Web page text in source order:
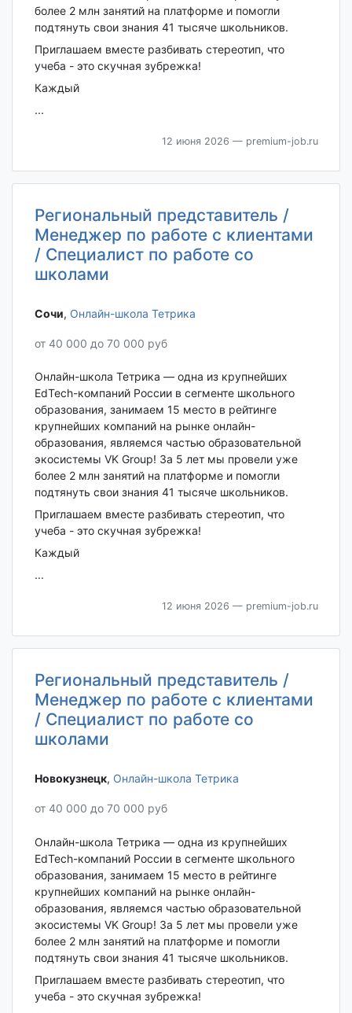
более 2 млн занятий на платформе и помогли
подтянуть свои знания 41 тысяче школьников.
Приглашаем вместе разбивать стереотип, что
учеба - это скучная зубрежка!
Каждый
...
12 июня 2026 — premium-job.ru
Региональный представитель /
Менеджер по работе с клиентами
/ Специалист по работе со
школами
Сочи‎, Онлайн-школа Тетрика
от 40 000 до 70 000 руб
Онлайн-школа Тетрика — одна из крупнейших
EdTech-компаний России в сегменте школьного
образования, занимаем 15 место в рейтинге
крупнейших компаний на рынке онлайн-
образования, являемся частью образовательной
экосистемы VK Group! За 5 лет мы провели уже
более 2 млн занятий на платформе и помогли
подтянуть свои знания 41 тысяче школьников.
Приглашаем вместе разбивать стереотип, что
учеба - это скучная зубрежка!
Каждый
...
12 июня 2026 — premium-job.ru
Региональный представитель /
Менеджер по работе с клиентами
/ Специалист по работе со
школами
Новокузнецк‎, Онлайн-школа Тетрика
от 40 000 до 70 000 руб
Онлайн-школа Тетрика — одна из крупнейших
EdTech-компаний России в сегменте школьного
образования, занимаем 15 место в рейтинге
крупнейших компаний на рынке онлайн-
образования, являемся частью образовательной
экосистемы VK Group! За 5 лет мы провели уже
более 2 млн занятий на платформе и помогли
подтянуть свои знания 41 тысяче школьников.
Приглашаем вместе разбивать стереотип, что
учеба - это скучная зубрежка!